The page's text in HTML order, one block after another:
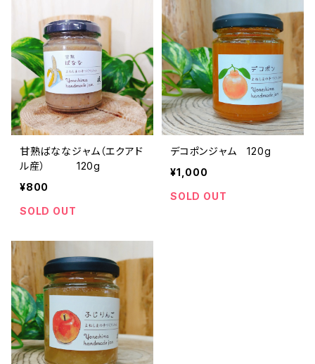
甘熟ばななジャム（エクアド
ル産） 120g
¥800
SOLD OUT
デコポンジャム 120g
¥1,000
SOLD OUT